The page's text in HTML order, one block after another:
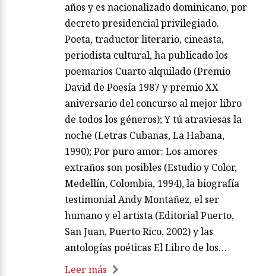
años y es nacionalizado dominicano, por
decreto presidencial privilegiado.
Poeta, traductor literario, cineasta,
periodista cultural, ha publicado los
poemarios Cuarto alquilado (Premio
David de Poesía 1987 y premio XX
aniversario del concurso al mejor libro
de todos los géneros); Y tú atraviesas la
noche (Letras Cubanas, La Habana,
1990); Por puro amor: Los amores
extraños son posibles (Estudio y Color,
Medellín, Colombia, 1994), la biografía
testimonial Andy Montañez, el ser
humano y el artista (Editorial Puerto,
San Juan, Puerto Rico, 2002) y las
antologías poéticas El Libro de los…
Leer más